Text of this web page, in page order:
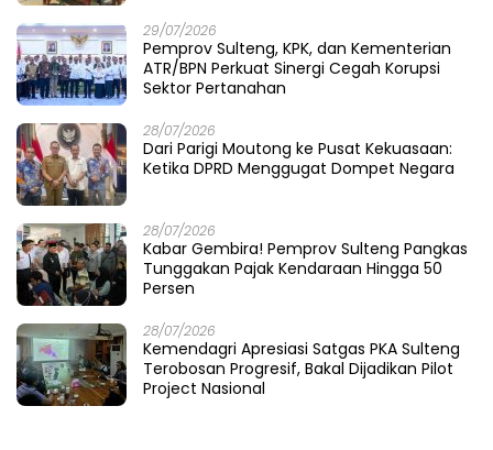
29/07/2026
Pemprov Sulteng, KPK, dan Kementerian
ATR/BPN Perkuat Sinergi Cegah Korupsi
Sektor Pertanahan
28/07/2026
Dari Parigi Moutong ke Pusat Kekuasaan:
Ketika DPRD Menggugat Dompet Negara
28/07/2026
Kabar Gembira! Pemprov Sulteng Pangkas
Tunggakan Pajak Kendaraan Hingga 50
Persen
28/07/2026
Kemendagri Apresiasi Satgas PKA Sulteng
Terobosan Progresif, Bakal Dijadikan Pilot
Project Nasional